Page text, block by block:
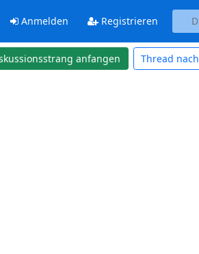
Anmelden Registrieren
anfangen Thread nach